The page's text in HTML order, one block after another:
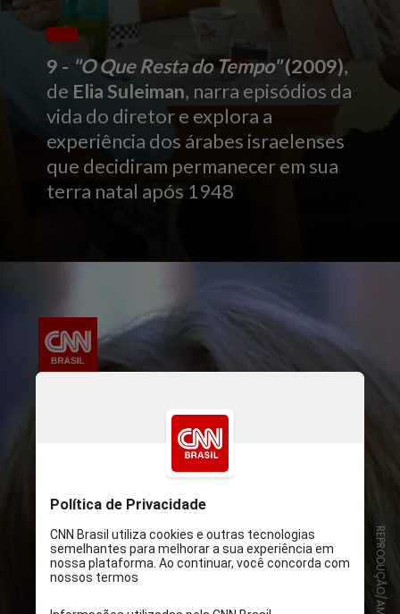
9 - "O Que Resta do Tempo"(2009),
de Elia Suleiman, narra episódios da
vida do diretor e explora a
experiência dos árabes israelenses
que decidiram permanecer em sua
terra natal após 1948